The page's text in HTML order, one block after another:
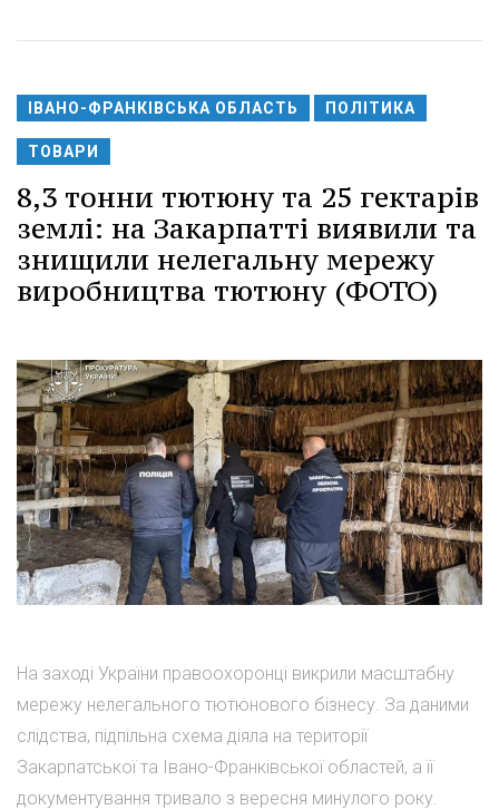
ІВАНО-ФРАНКІВСЬКА ОБЛАСТЬ ПОЛІТИКА
ТОВАРИ
8,3 тонни тютюну та 25 гектарів
землі: на Закарпатті виявили та
знищили нелегальну мережу
виробництва тютюну (ФОТО)
На заході України правоохоронці викрили масштабну
мережу нелегального тютюнового бізнесу. За даними
слідства, підпільна схема діяла на території
Закарпатської та Івано-Франківської областей, а її
документування тривало з вересня минулого року.